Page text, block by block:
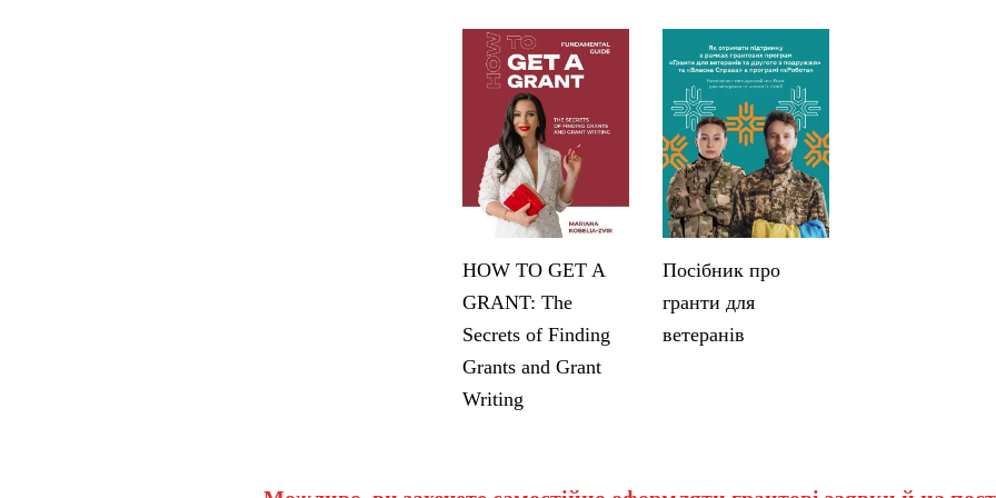
HOW TO GET A
GRANT: The
Secrets of Finding
Grants and Grant
Writing
Посібник про
гранти для
ветеранів